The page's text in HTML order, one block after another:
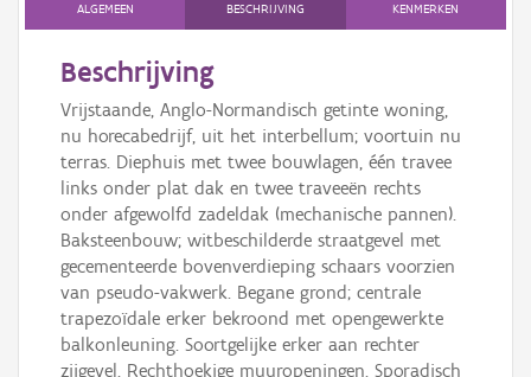
ALGEMEEN BESCHRIJVING KENMERKEN
Beschrijving
Vrijstaande, Anglo-Normandisch getinte woning,
nu horecabedrijf, uit het interbellum; voortuin nu
terras. Diephuis met twee bouwlagen, één travee
links onder plat dak en twee traveeën rechts
onder afgewolfd zadeldak (mechanische pannen).
Baksteenbouw; witbeschilderde straatgevel met
gecementeerde bovenverdieping schaars voorzien
van pseudo-vakwerk. Begane grond; centrale
trapezoïdale erker bekroond met opengewerkte
balkonleuning. Soortgelijke erker aan rechter
zijgevel. Rechthoekige muuropeningen. Sporadisch